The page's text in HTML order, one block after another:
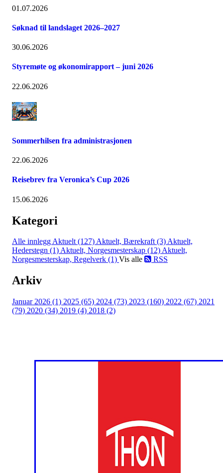
01.07.2026
Søknad til landslaget 2026–2027
30.06.2026
Styremøte og økonomirapport – juni 2026
22.06.2026
Sommerhilsen fra administrasjonen
22.06.2026
Reisebrev fra Veronica’s Cup 2026
15.06.2026
Kategori
Alle innleggAktuelt (127)Aktuelt, Bærekraft (3)Aktuelt,
Hederstegn (1)Aktuelt, Norgesmesterskap (12)Aktuelt,
Norgesmesterskap, Regelverk (1) Vis alle RSS
Arkiv
Januar 2026 (1) 2025 (65) 2024 (73) 2023 (160) 2022 (67) 2021
(79) 2020 (34) 2019 (4) 2018 (2)